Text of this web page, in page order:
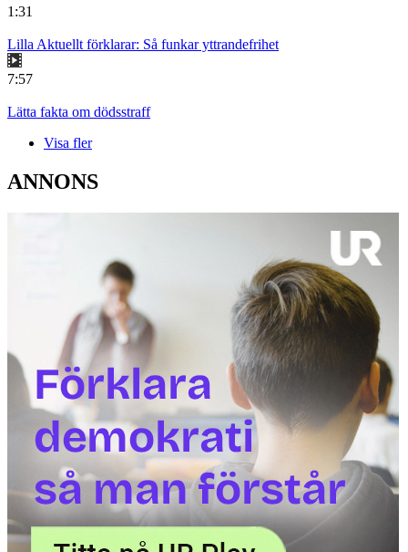
1:31
Lilla Aktuellt förklarar: Så funkar yttrandefrihet
7:57
Lätta fakta om dödsstraff
Visa fler
ANNONS